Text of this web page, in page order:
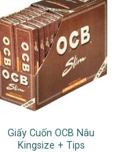
Giấy Cuốn OCB Nâu
Kingsize + Tips